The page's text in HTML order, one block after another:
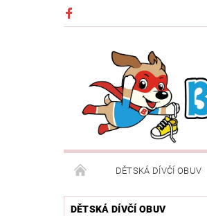
DĚTSKÁ DÍVČÍ OBUV
DĚTSKÉ OBLEČENÍ A DOPLŇKY
DĚTSKÁ DÍVČÍ OBUV